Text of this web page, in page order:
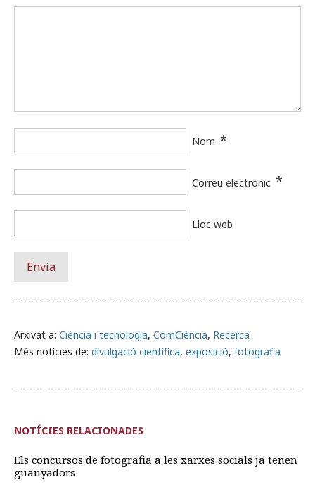
Arxivat a: Ciència i tecnologia, ComCiència, Recerca
Més notícies de: divulgació científica, exposició, fotografia
Nom *
Correu electrònic *
Lloc web
NOTÍCIES RELACIONADES
Els concursos de fotografia a les xarxes socials ja tenen
guanyadors